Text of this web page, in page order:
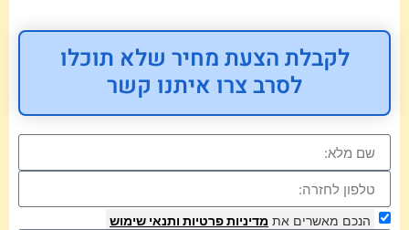
לקבלת הצעת מחיר שלא תוכלו
לסרב צרו איתנו קשר
הנכם מאשרים את מדיניות פרטיות ותנאי שימוש